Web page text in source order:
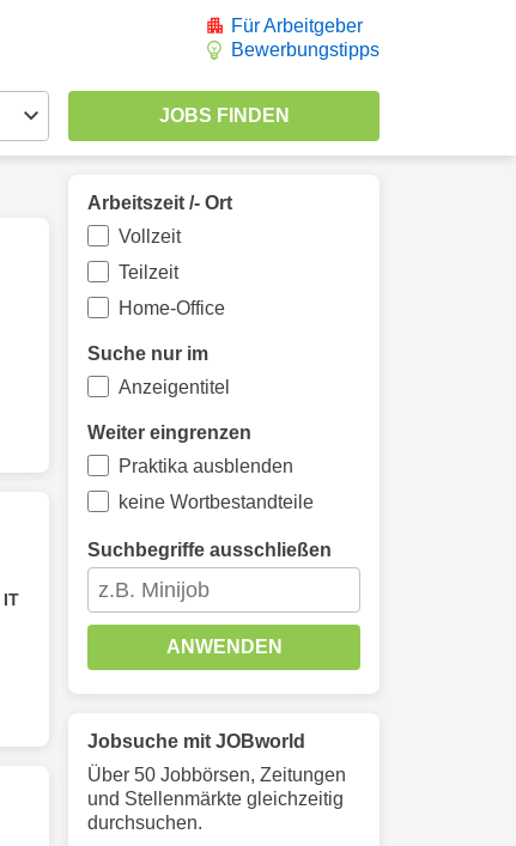
Für Arbeitgeber
Bewerbungstipps
IT
Arbeitszeit /- Ort
Vollzeit
Teilzeit
Home-Office
Suche nur im
Anzeigentitel
Weiter eingrenzen
Praktika ausblenden
keine Wortbestandteile
Suchbegriffe ausschließen
ANWENDEN
Jobsuche mit JOBworld
Über 50 Jobbörsen, Zeitungen
und Stellenmärkte gleichzeitig
durchsuchen.